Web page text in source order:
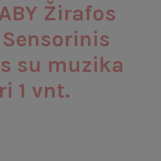
Žirafos
su muzika
1 vnt.